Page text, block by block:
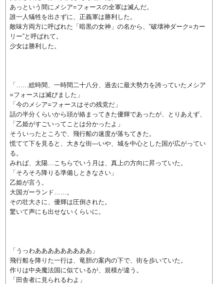
あっという間にメシア=フォースの全軍は滅んだ。
誰一人犠牲を出さずに、正義軍は勝利した。
敵味方両方に呼ばれた「暗黒の女神」の名から、“破壊神ダーク=カー
リー”と呼ばれて。
少女は勝利した。
「……総時間、一時間二十八分、過去に最大勢力を誇っていたメシア
=フォースは滅びました」
「今のメシア=フォースはその残党だ」
話の半分くらいから頭が絡まってきた優輝であったが、とりあえず、
「乙姫がすごいってことは分かったよ」
そういったところで、飛行船の速度が落ちてきた。
慌てて下を見ると、大きな街—いや、城を中心とした国が広がってい
る。
みれば、太陽…こちらでいう月は、真上の方向に昇っていた。
「そろそろ降りる準備しときなさい」
乙姫が言う。
大国ガーランド……。
その壮大さに、優輝は圧倒された。
驚いて声にも出せないくらいに。
「うっわあああああああああ」
飛行船を降りた一行は、竜胆の案内の下で、街を歩いていた。
作りは中央魔法国に似ているが、規模が違う。
「田舎者に見られるわよ」